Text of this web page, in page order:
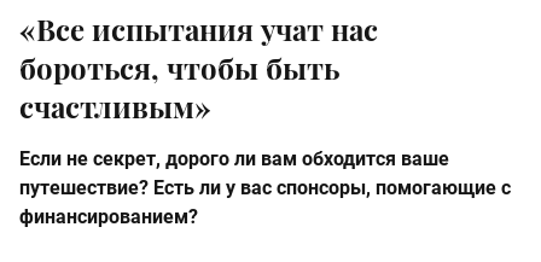
«Все испытания учат нас
бороться, чтобы быть
счастливым»
Если не секрет, дорого ли вам обходится ваше
путешествие? Есть ли у вас спонсоры, помогающие с
финансированием?